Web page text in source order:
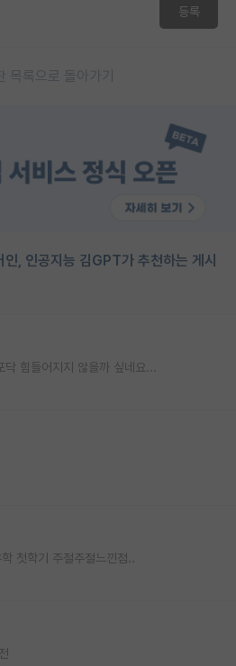
등록
목록으로 돌아가기
인, 인공지능 김GPT가 추천하는 게시
힘들어지지 않을까 싶네요...
첫학기 주절주절느낀점..